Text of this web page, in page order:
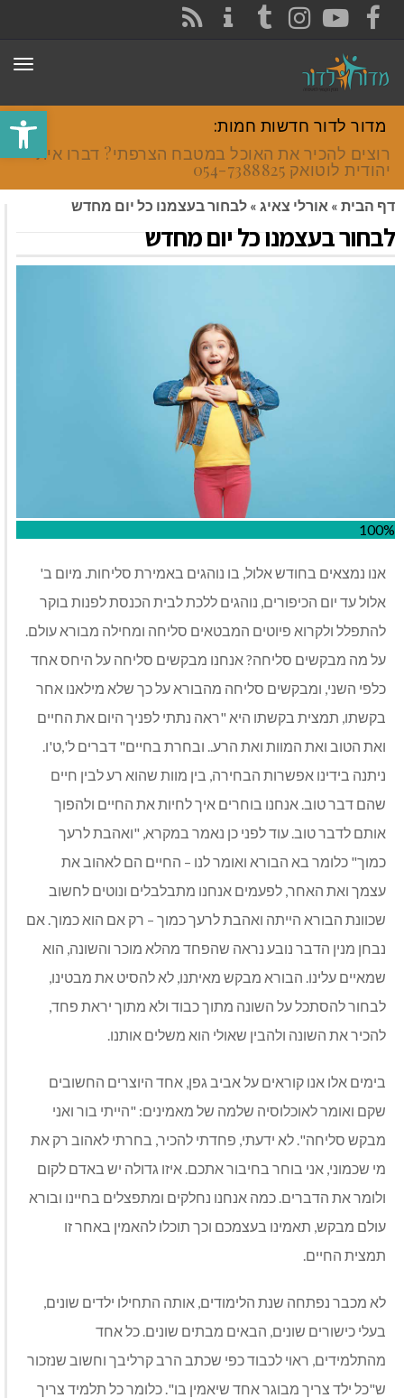
פתח
FACEBOOK
YOUTUBE
INSTAGRAM
TUMBLR
מדור לדור חדשות חמות:
רוצים להכיר את האוכל במטבח הצרפתי? דברו איתי
יהודית לוטואק 054-7388825.
דף הבית » אורלי צאיג » לבחור בעצמנו כל יום מחדש
לבחור בעצמנו כל יום מחדש
100%
אנו נמצאים בחודש אלול, בו נוהגים באמירת סליחות. מיום ב'
אלול עד יום הכיפורים, נוהגים ללכת לבית הכנסת לפנות בוקר
להתפלל ולקרוא פיוטים המבטאים סליחה ומחילה מבורא עולם.
על מה מבקשים סליחה? אנחנו מבקשים סליחה על היחס אחד
כלפי השני, ומבקשים סליחה מהבורא על כך שלא מילאנו אחר
בקשתו, תמצית בקשתו היא "ראה נתתי לפניך היום את החיים
ואת הטוב ואת המוות ואת הרע.. ובחרת בחיים" דברים ל',ט'ו.
ניתנה בידינו אפשרות הבחירה, בין מוות שהוא רע לבין חיים
שהם דבר טוב. אנחנו בוחרים איך לחיות את החיים ולהפוך
אותם לדבר טוב. עוד לפני כן נאמר במקרא, "ואהבת לרעך
כמוך" כלומר בא הבורא ואומר לנו – החיים הם לאהוב את
עצמך ואת האחר, לפעמים אנחנו מתבלבלים ונוטים לחשוב
שכוונת הבורא הייתה ואהבת לרעך כמוך – רק אם הוא כמוך. אם
נבחן מנין הדבר נובע נראה שהפחד מהלא מוכר והשונה, הוא
שמאיים עלינו. הבורא מבקש מאיתנו, לא להסיט את מבטינו,
לבחור להסתכל על השונה מתוך כבוד ולא מתוך יראת פחד,
להכיר את השונה ולהבין שאולי הוא משלים אותנו.
בימים אלו אנו קוראים על אביב גפן, אחד היוצרים החשובים
שקם ואומר לאוכלוסיה שלמה של מאמינים: "הייתי בור ואני
מבקש סליחה". לא ידעתי, פחדתי להכיר, בחרתי לאהוב רק את
מי שכמוני, אני בוחר בחיבור אתכם. איזו גדולה יש באדם לקום
ולומר את הדברים. כמה אנחנו נחלקים ומתפצלים בחיינו ובורא
עולם מבקש, תאמינו בעצמכם וכך תוכלו להאמין באחר זו
תמצית החיים.
לא מכבר נפתחה שנת הלימודים, אותה התחילו ילדים שונים,
בעלי כישורים שונים, הבאים מבתים שונים. כל אחד
מהתלמידים, ראוי לכבוד כפי שכתב הרב קרליבך וחשוב שנזכור
ש"כל ילד צריך מבוגר אחד שיאמין בו". כלומר כל תלמיד צריך